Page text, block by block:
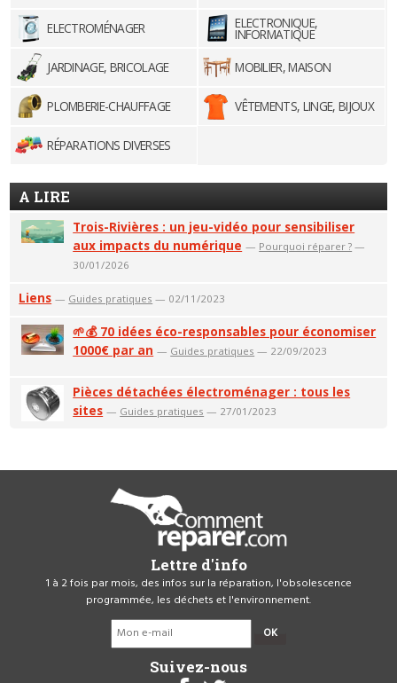
ELECTROMÉNAGER ELECTRONIQUE,
INFORMATIQUE
JARDINAGE, BRICOLAGE
MOBILIER, MAISON
PLOMBERIE-CHAUFFAGE VÊTEMENTS, LINGE, BIJOUX
RÉPARATIONS DIVERSES
A LIRE
Trois-Rivières : un jeu-vidéo pour sensibiliser
aux impacts du numérique — Pourquoi réparer ? —
30/01/2026
Liens — Guides pratiques — 02/11/2023
🌱💰 70 idées éco-responsables pour économiser
1000€ par an — Guides pratiques — 22/09/2023
Pièces détachées électroménager : tous les
sites — Guides pratiques — 27/01/2023
Lettre d'info
1 à 2 fois par mois, des infos sur la réparation, l'obsolescence
programmée, les déchets et l'environnement.
OK
Suivez-nous